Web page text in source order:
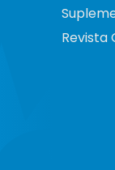
Revista